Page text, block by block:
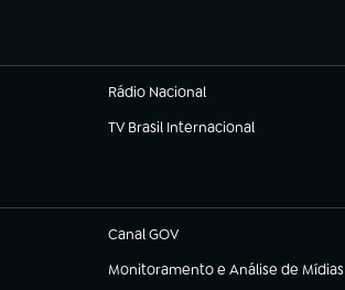
Rádio Nacional
TV Brasil Internacional
(abre em nova aba)
Canal GOV
(abre em nova aba)
Monitoramento e Análise de Mídias
(abre em nova aba)